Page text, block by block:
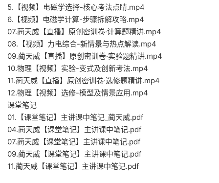
5.【视频】电磁学选择-核心考法点睛.mp4
6.【视频】电磁学计算-步骤拆解攻略.mp4
07.蔺天威【直播】原创密训卷·计算题精讲.mp4
08.【视频】力电综合-新情景与热点解读.mp4
09.蔺天威【直播】原创密训卷·实验题精讲.mp4
10.物理【视频】实验-变式及创新考法.mp4
11.蔺天威【直播】原创密训卷·选修题精讲.mp4
12.物理【视频】选修-模型及情景应用.mp4
课堂笔记
01.【课堂笔记】主讲课中笔记_蔺天威.pdf
04.蔺天威【课堂笔记】主讲课中笔记.pdf
07.蔺天威【课堂笔记】主讲课中笔记.pdf
09.蔺天威【课堂笔记】主讲课中笔记.pdf
11.蔺天威【课堂笔记】主讲课中笔记.pdf